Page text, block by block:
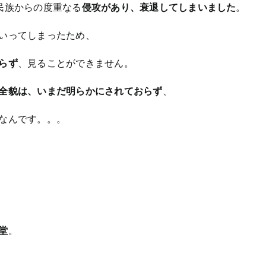
からの度重なる侵攻があり、衰退してしまいました。
ってしまったため、
ず、見ることができません。
貌は、いまだ明らかにされておらず
んです。。。
。